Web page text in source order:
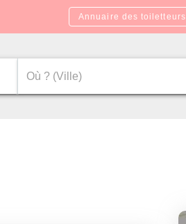
Annuaire des toiletteurs